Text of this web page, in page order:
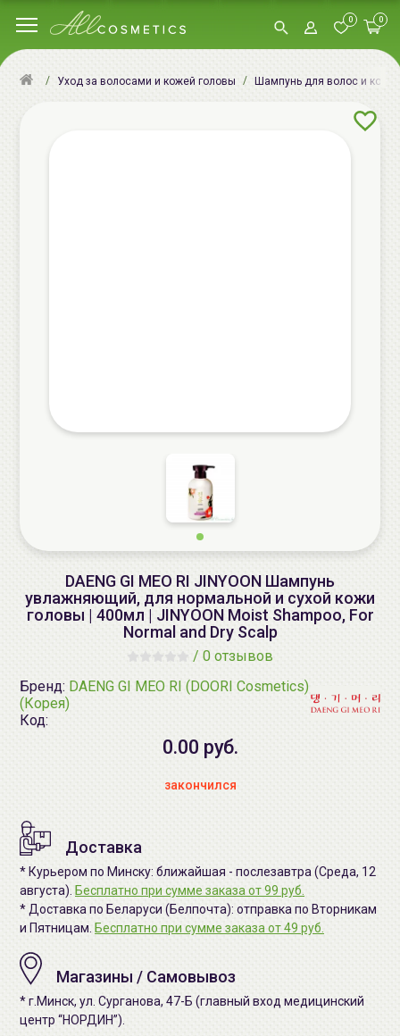
0 0
Уход за волосами и кожей головы Шампунь для волос и кожи
DAENG GI MEO RI JINYOON Шампунь
увлажняющий, для нормальной и сухой кожи
головы | 400мл | JINYOON Moist Shampoo, For
Normal and Dry Scalp
/ 0 отзывов
Бренд: DAENG GI MEO RI (DOORI Cosmetics)
(Корея)
Код:
0.00 руб.
закончился
Доставка
* Курьером по Минску: ближайшая - послезавтра (Среда, 12
августа). Бесплатно при сумме заказа от 99 руб.
* Доставка по Беларуси (Белпочта): отправка по Вторникам
и Пятницам. Бесплатно при сумме заказа от 49 руб.
Магазины / Самовывоз
* г.Минск, ул. Сурганова, 47-Б (главный вход медицинский
центр “НОРДИН”).